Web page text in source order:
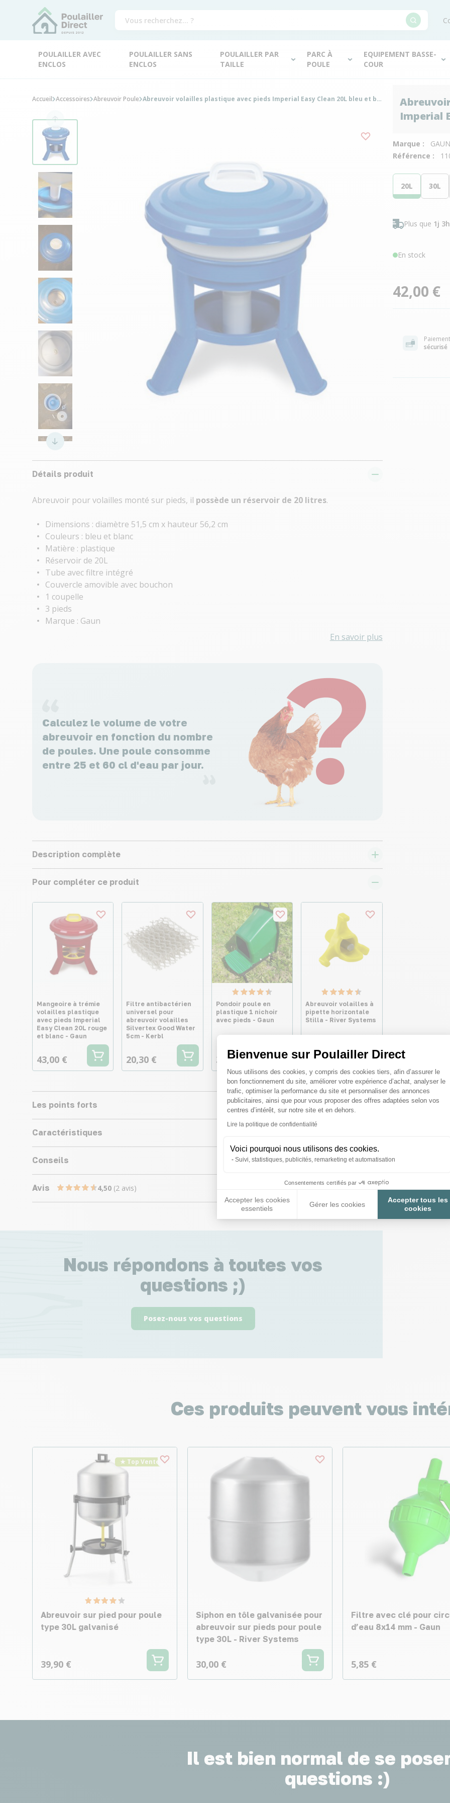
Bienvenue sur Poulailler Direct
Plateforme de Gestion du
Nous utilisons des cookies, y compris des cookies tiers, afin d’assurer le
bon fonctionnement du site, améliorer votre expérience d’achat, analyser le
trafic, optimiser la performance du site et personnaliser des annonces
publicitaires, ainsi que pour vous proposer des offres adaptées selon vos
centres d’intérêt, sur notre site et en dehors.
Lire la politique de confidentialité
Voici pourquoi nous utilisons des cookies.
Suivi, statistiques, publicités, remarketing et automatisation
Consentements certifiés par
Accepter les cookies
essentiels
Gérer les cookies
Accepter tous les
cookies
Axeptio consent
POULAILLER AVEC
ENCLOS
POULAILLER SANS
ENCLOS
POULAILLER PAR
TAILLE
PARC À
POULE
EQUIPEMENT BASSE-
COUR
Imperial
Marque :
GAUN
Référence :
20L 30L
Plus que 1j
42,00 €
Paiement
Détails produit
Abreuvoir pour volailles monté sur pieds, il possède un réservoir de 20 litres.
Dimensions : diamètre 51,5 cm x hauteur 56,2 cm
Couleurs : bleu et blanc
Matière : plastique
Réservoir de 20L
Tube avec filtre intégré
Couvercle amovible avec bouchon
1 coupelle
3 pieds
Marque : Gaun
En savoir plus
Calculez le volume de votre
abreuvoir en fonction du nombre
de poules. Une poule consomme
entre 25 et 60 cl d'eau par jour.
Description complète
Pour compléter ce produit
Mangeoire à trémie
volailles plastique
avec pieds Imperial
Easy Clean 20L rouge
et blanc - Gaun
43,00 €
Filtre antibactérien
universel pour
abreuvoir volailles
Silvertex Good Water
5cm - Kerbl
20,30 €
Pondoir poule en
plastique 1 nichoir
avec pieds - Gaun
30,80 €
Abreuvoir volailles à
pipette horizontale
Stilla - River Systems
Dès 2,32 €
Les points forts
Caractéristiques
Conseils
Avis 4,50 (2 avis)
Nous répondons à toutes vos
questions ;)
Posez-nous vos questions
Accueil Accessoires Abreuvoir Poule Abreuvoir volailles plastique avec pieds Imperial Easy Clean 20L bleu et blanc - Gaun
Ces produits peuvent vous
★ Top Vente
Abreuvoir sur pied pour poule
type 30L galvanisé
39,90 €
Siphon en tôle galvanisée pour
abreuvoir sur pieds pour poule
type 30L - River Systems
30,00 €
Filtre avec clé pour
d’eau 8x14 mm - Gaun
5,85 €
Il est bien normal de se
questions :)